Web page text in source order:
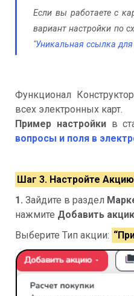
Если вы работаете с
вариант настройки по
"Уникальная ссылка для
Функционал
всех электронных карт.
Пример настройкив
вопросы и поля в
Шаг 3. Настройте Акцию
1. Зайдите в раздел
нажмите Добавить
Выберите Тип акции: